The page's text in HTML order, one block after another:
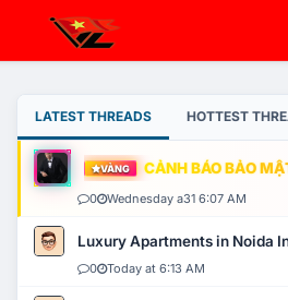
LATEST THREADS HOTTEST
VÀNG CẢNH BÁO BẢO
0 Wednesday a31 6:07 AM
Luxury Apartments in Noida
0 Today at 6:13 AM